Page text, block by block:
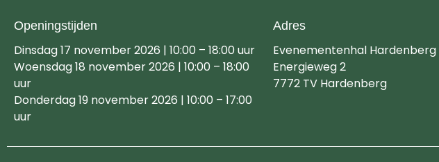
Openingstijden
Dinsdag 17 november 2026 | 10:00 – 18:00 uur
Woensdag 18 november 2026 | 10:00 – 18:00
uur
Donderdag 19 november 2026 | 10:00 – 17:00
uur
Adres
Evenementenhal Hardenberg
Energieweg 2
7772 TV Hardenberg